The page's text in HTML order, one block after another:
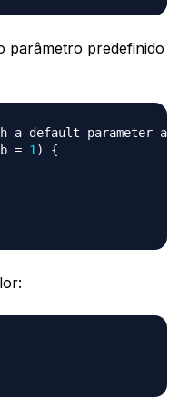
parâmetro predefinido
a default parameter at
b = 1)
{